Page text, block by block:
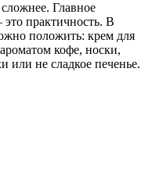
Главное
практичность. В
положить: крем для
кофе, носки,
или не сладкое печенье.